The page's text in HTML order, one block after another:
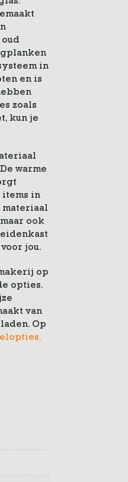
in
en is
zoals
kun je
warme
items in
materiaal
ook
jou.
op
opties.
van
Op